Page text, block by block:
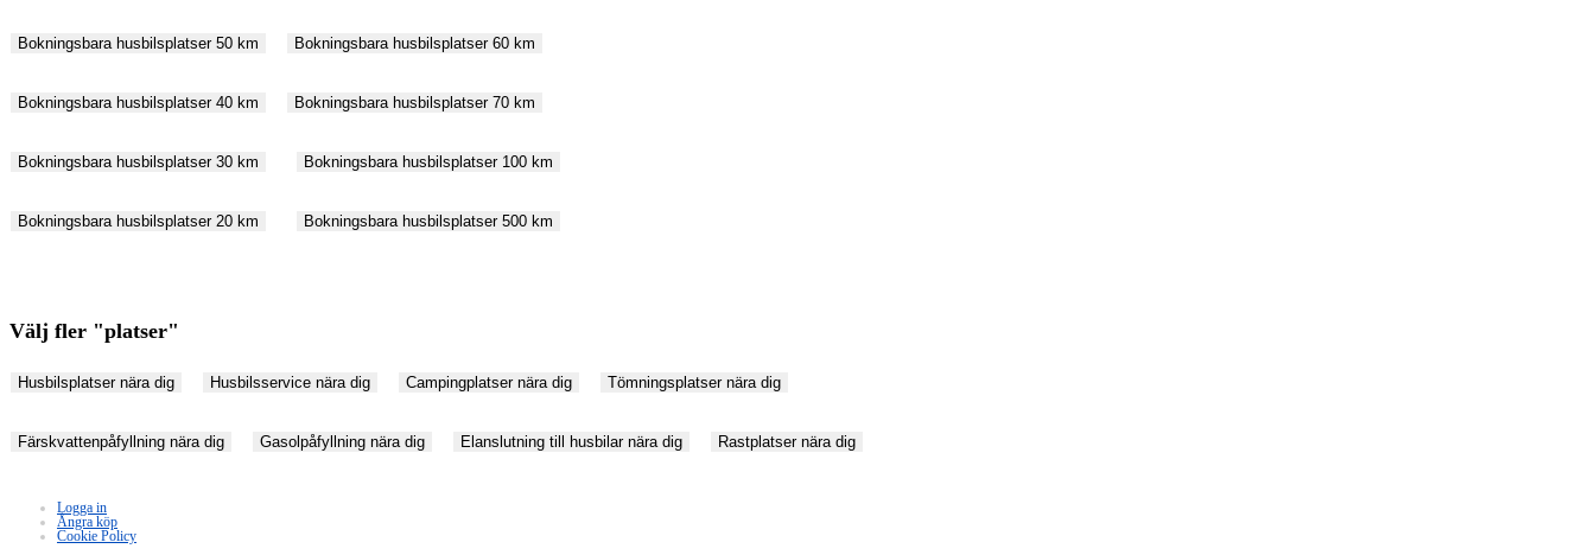
Bokningsbara husbilsplatser 50 km Bokningsbara husbilsplatser 60 km
Bokningsbara husbilsplatser 40 km Bokningsbara husbilsplatser 70 km
Bokningsbara husbilsplatser 30 km Bokningsbara husbilsplatser 100 km
Bokningsbara husbilsplatser 20 km Bokningsbara husbilsplatser 500 km
Välj fler "platser"
Husbilsplatser nära dig Husbilsservice nära dig Campingplatser nära dig Tömningsplatser nära dig
Färskvattenpåfyllning nära dig Gasolpåfyllning nära dig Elanslutning till husbilar nära dig Rastplatser nära dig
Logga in
Ångra köp
Cookie Policy